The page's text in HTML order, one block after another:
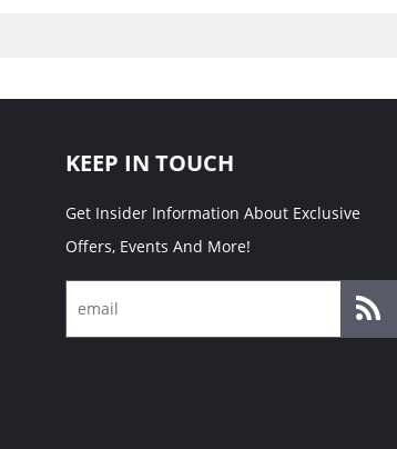
KEEP IN TOUCH
Get Insider Information About Exclusive
Offers, Events And More!